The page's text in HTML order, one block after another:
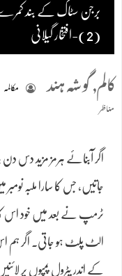
برجن سٹاک کے بند
(2)-افتخار گیلانی
کالم,گوشہ ہند مکالمہ
مناظر
اگر آبنائے ہرمز مزید دس دن
جاتیں، جس کا سارا ملبہ
ٹرمپ نے بعد میں خود اس کا
الٹ پلٹ ہو جاتی۔ اگر ہم
کے اندر پٹرول پمپوں پر